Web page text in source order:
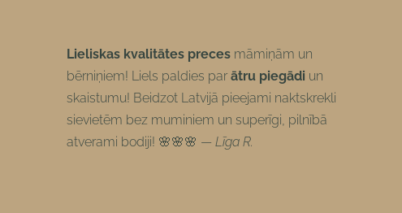
Lieliskas kvalitātes preces māmiņām un
bērniņiem! Liels paldies par ātru piegādi un
skaistumu! Beidzot Latvijā pieejami naktskrekli
sievietēm bez muminiem un superīgi, pilnībā
atverami bodiji! 🌸🌸🌸 — Līga R.